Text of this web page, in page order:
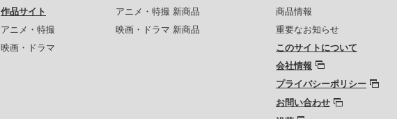
作品サイト
アニメ・特撮
映画・ドラマ
アニメ・特撮 新商品
映画・ドラマ 新商品
商品情報
重要なお知らせ
このサイトについて
会社情報
プライバシーポリシー
お問い合わせ